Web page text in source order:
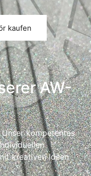
kaufen
AW-
kompetentes
kreativen Ideen